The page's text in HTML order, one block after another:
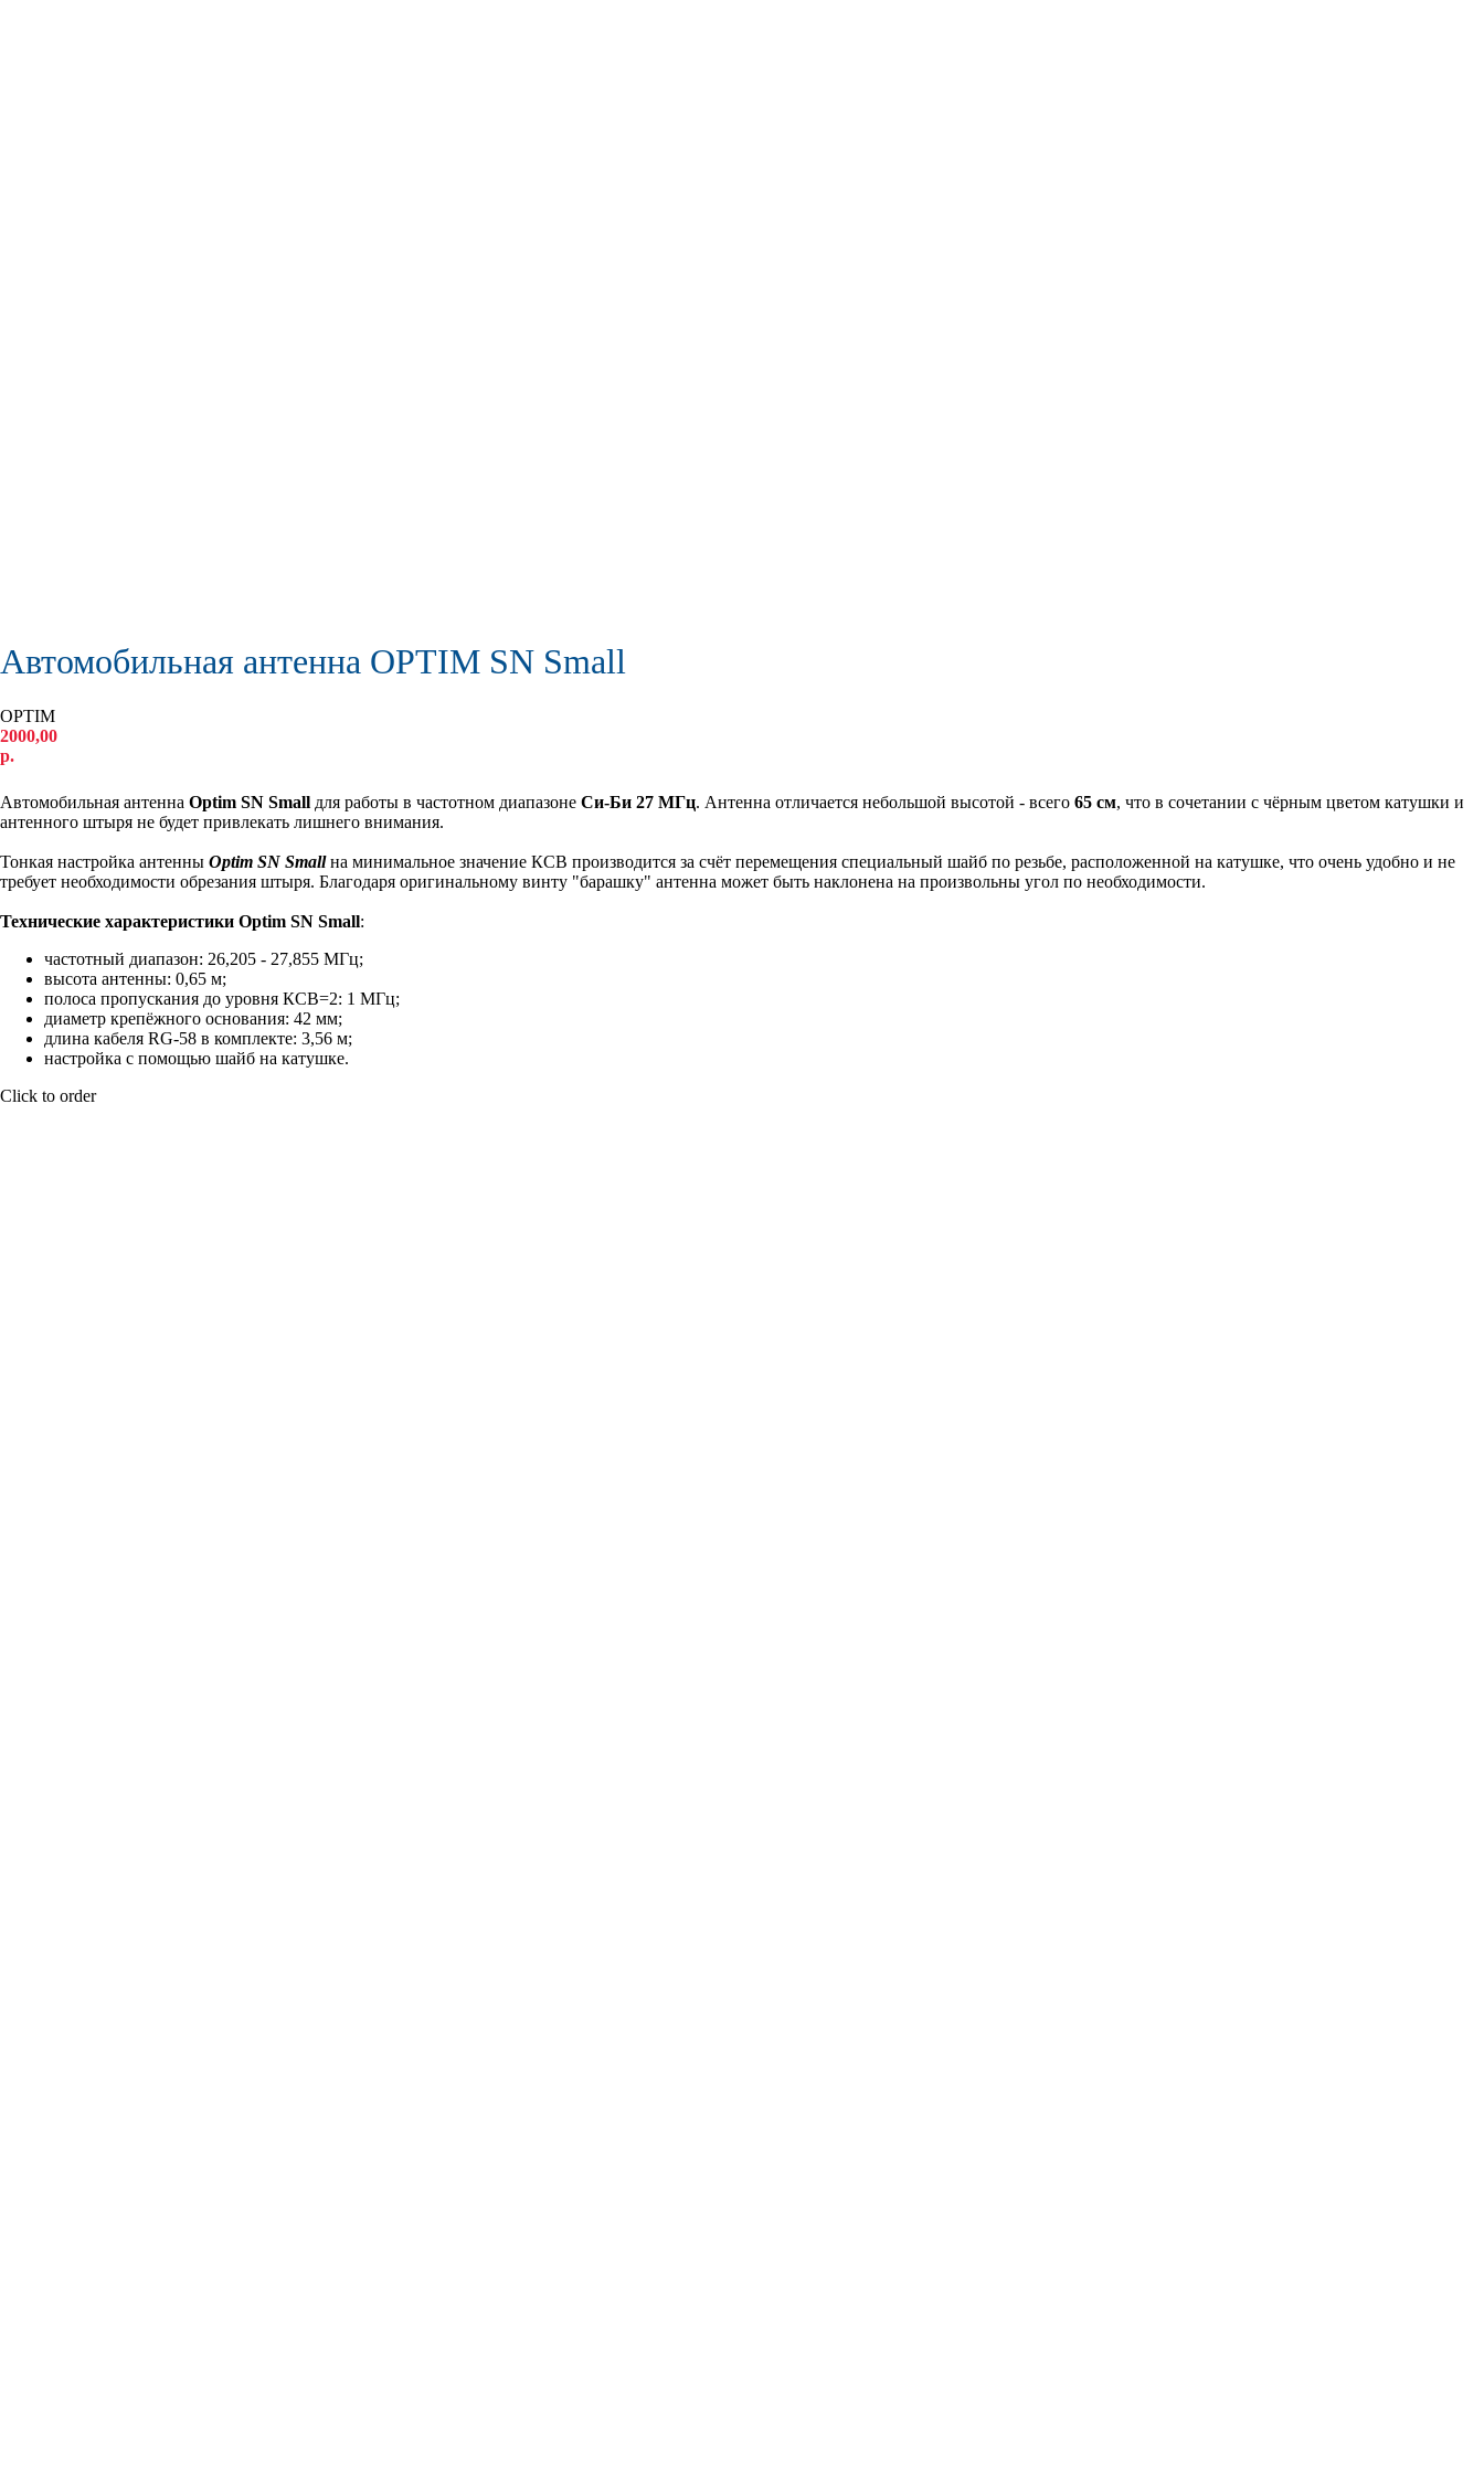
Автомобильная антенна OPTIM SN Small
OPTIM
2000,00
р.
Автомобильная антенна Optim SN Small для работы в частотном диапазоне Си-Би 27 МГц. Антенна отличается небольшой высотой - всего 65 см, что в сочетании с чёрным цветом катушки и
антенного штыря не будет привлекать лишнего внимания.
Тонкая настройка антенны Optim SN Smallна минимальное значение КСВ производится за счёт перемещения специальный шайб по резьбе, расположенной на катушке, что очень удобно и не
требует необходимости обрезания штыря. Благодаря оригинальному винту "барашку" антенна может быть наклонена на произвольны угол по необходимости.
Технические характеристики Optim SN Small:
частотный диапазон: 26,205 - 27,855 МГц;
высота антенны: 0,65 м;
полоса пропускания до уровня КСВ=2: 1 МГц;
диаметр крепёжного основания: 42 мм;
длина кабеля RG-58 в комплекте: 3,56 м;
настройка с помощью шайб на катушке.
Click to order